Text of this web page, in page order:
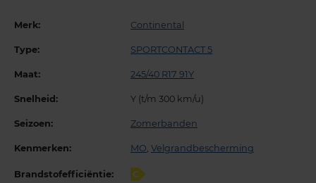
Merk: Continental
Type: SPORTCONTACT 5
Maat: 245/40 R17 91Y
Snelheid: Y (t/m 300 km/u)
Seizoen: Zomerbanden
Kenmerken: MO, Velgrandbescherming
Brandstofefficiëntie: C